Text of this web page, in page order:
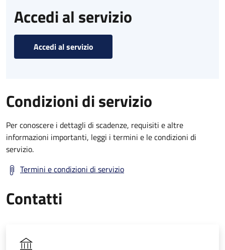
Accedi al servizio
Accedi al servizio
Condizioni di servizio
Per conoscere i dettagli di scadenze, requisiti e altre
informazioni importanti, leggi i termini e le condizioni di
servizio.
Termini e condizioni di servizio
Contatti